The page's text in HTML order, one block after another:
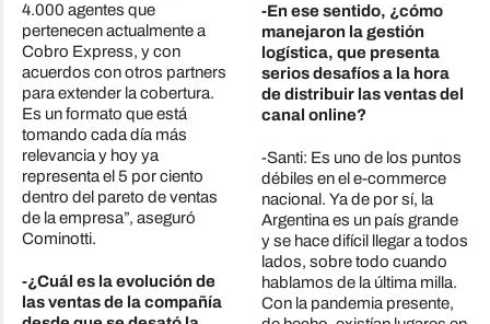
4.000 agentes que
pertenecen actualmente a
Cobro Express, y con
acuerdos con otros partners
para extender la cobertura.
Es un formato que está
tomando cada día más
relevancia y hoy ya
representa el 5 por ciento
dentro del pareto de ventas
de la empresa”, aseguró
Cominotti.
-¿Cuál es la evolución de
las ventas de la compañía
-En ese sentido, ¿cómo
manejaron la gestión
logística, que presenta
serios desafíos a la hora
de distribuir las ventas del
canal online?
-Santi: Es uno de los puntos
débiles en el e-commerce
nacional. Ya de por sí, la
Argentina es un país grande
y se hace difícil llegar a todos
lados, sobre todo cuando
hablamos de la última milla.
Con la pandemia presente,